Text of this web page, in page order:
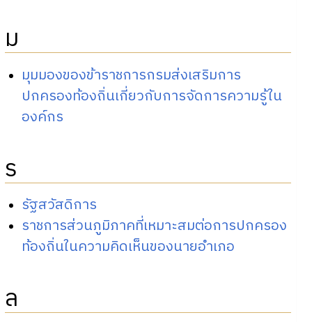
ม
มุมมองของข้าราชการกรมส่งเสริมการ
ปกครองท้องถิ่นเกี่ยวกับการจัดการความรู้ใน
องค์กร
ร
รัฐสวัสดิการ
ราชการส่วนภูมิภาคที่เหมาะสมต่อการปกครอง
ท้องถิ่นในความคิดเห็นของนายอำเภอ
ล